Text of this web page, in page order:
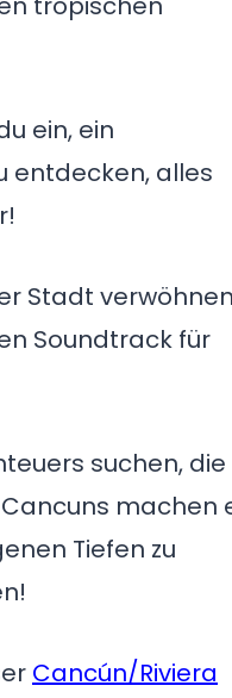
ein, ein
entdecken, alles
Stadt verwöhnen
Soundtrack für
suchen, die
machen
Tiefen zu
Cancún/Riviera